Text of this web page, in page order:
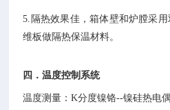
5.隔热效果佳，箱体壁和炉膛采
维板做隔热保温材料。
四．温度控制系统
温度测量：K分度镍铬--镍硅热电偶